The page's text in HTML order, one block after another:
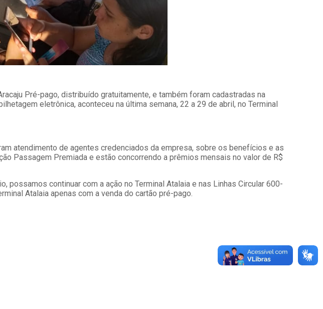
Pré-pago, distribuído gratuitamente, e também foram cadastradas na
eletrônica, aconteceu na última semana, 22 a 29 de abril, no Terminal
atendimento de agentes credenciados da empresa, sobre os benefícios e as
Passagem Premiada e estão concorrendo a prêmios mensais no valor de R$
possamos continuar com a ação no Terminal Atalaia e nas Linhas Circular 600-
Atalaia apenas com a venda do cartão pré-pago.